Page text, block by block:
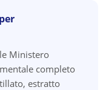
Ministero
completo
estratto